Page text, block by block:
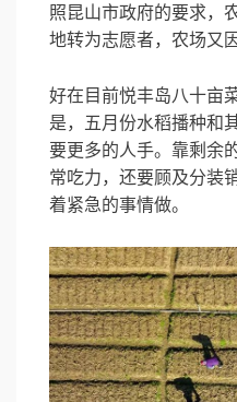
照昆山市政府的要求，
地转为志愿者，农场又
好在目前悦丰岛八十亩
是，五月份水稻播种和
要更多的人手。靠剩余
常吃力，还要顾及分装
着紧急的事情做。